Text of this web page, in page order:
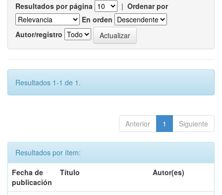
Resultados por página | Ordenar por
En orden
Autor/registro
Resultados 1-1 de 1.
Anterior 1 Siguiente
Resultados por ítem:
Fecha de
publicación
Título Autor(es)